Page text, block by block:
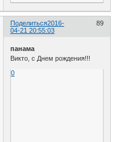
Поделиться 89
2016-
04-21 20:55:03
панама
Викто, с Днем рождения!!!
0